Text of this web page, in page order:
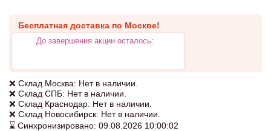
Бесплатная доставка по Москве!
До завершения акции осталось:
❌ Склад Москва: Нет в наличии.
❌ Склад СПБ: Нет в наличии.
❌ Склад Краснодар: Нет в наличии.
❌ Склад Новосибирск: Нет в наличии.
⌛ Синхронизировано: 09.08.2026 10:00:02